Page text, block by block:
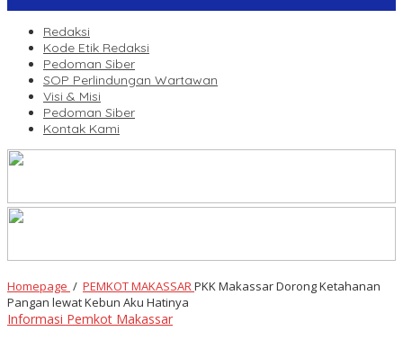
Redaksi
Kode Etik Redaksi
Pedoman Siber
SOP Perlindungan Wartawan
Visi & Misi
Pedoman Siber
Kontak Kami
Homepage / PEMKOT MAKASSARPKK Makassar Dorong Ketahanan
Pangan lewat Kebun Aku Hatinya
Informasi Pemkot Makassar